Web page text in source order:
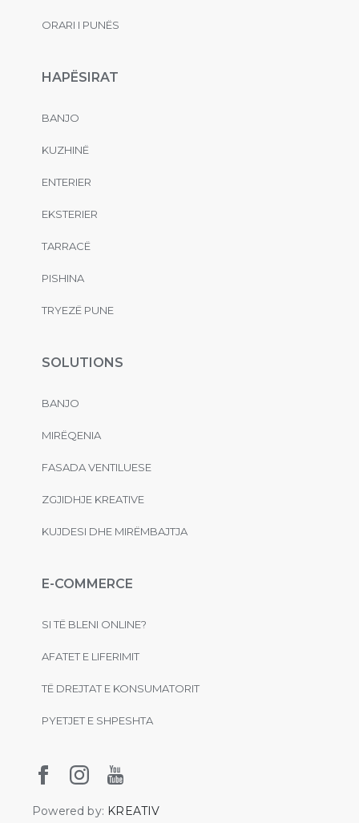
ORARI I PUNËS
HAPËSIRAT
BANJO
KUZHINË
ENTERIER
EKSTERIER
TARRACË
PISHINA
TRYEZË PUNE
SOLUTIONS
BANJO
MIRËQENIA
FASADA VENTILUESE
ZGJIDHJE KREATIVE
KUJDESI DHE MIRËMBAJTJA
E-COMMERCE
SI TË BLENI ONLINE?
AFATET E LIFERIMIT
TË DREJTAT E KONSUMATORIT
PYETJET E SHPESHTA
Powered by: KREATIV